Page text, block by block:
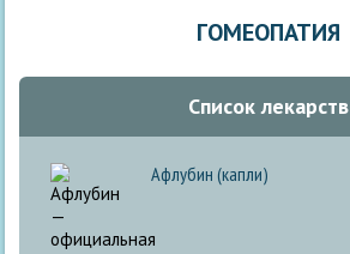
ГОМЕОПАТИЯ
Список лекарств
Афлубин (капли)